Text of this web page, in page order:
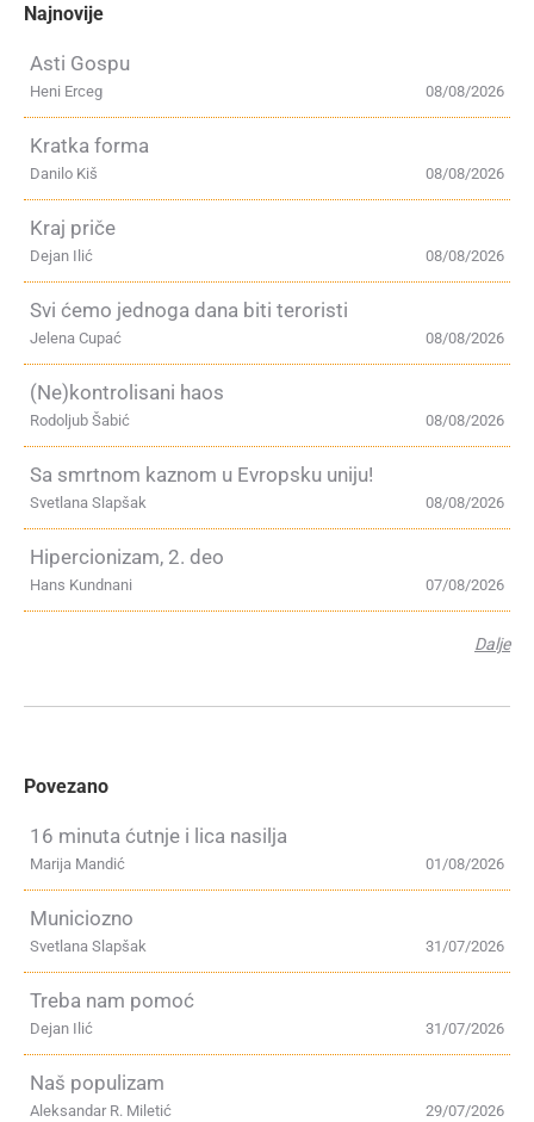
Najnovije
Asti Gospu
08/08/2026
Heni Erceg
Kratka forma
08/08/2026
Danilo Kiš
Kraj priče
08/08/2026
Dejan Ilić
Svi ćemo jednoga dana biti teroristi
08/08/2026
Jelena Cupać
(Ne)kontrolisani haos
08/08/2026
Rodoljub Šabić
Sa smrtnom kaznom u Evropsku uniju!
08/08/2026
Svetlana Slapšak
Hipercionizam, 2. deo
07/08/2026
Hans Kundnani
Dalje
Povezano
16 minuta ćutnje i lica nasilja
01/08/2026
Marija Mandić
Municiozno
31/07/2026
Svetlana Slapšak
Treba nam pomoć
31/07/2026
Dejan Ilić
Naš populizam
29/07/2026
Aleksandar R. Miletić